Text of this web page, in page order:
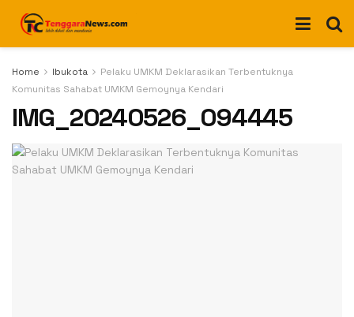
Home Ibukota
Pelaku UMKM Deklarasikan Terbentuknya
Komunitas Sahabat UMKM Gemoynya Kendari
IMG_20240526_094445